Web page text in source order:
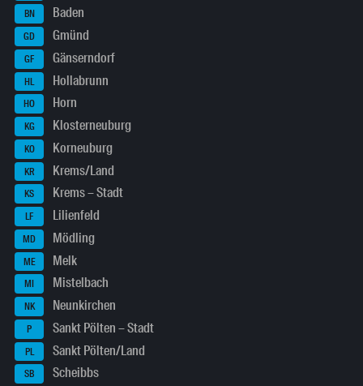
BN Baden
GD Gmünd
GF Gänserndorf
HL Hollabrunn
HO Horn
KG Klosterneuburg
KO Korneuburg
KR Krems/Land
KS Krems – Stadt
LF Lilienfeld
MD Mödling
ME Melk
MI Mistelbach
NK Neunkirchen
P Sankt Pölten – Stadt
PL Sankt Pölten/Land
SB Scheibbs